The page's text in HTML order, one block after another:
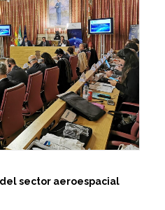
sector aeroespacial